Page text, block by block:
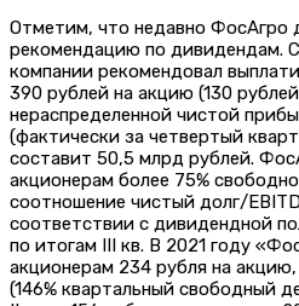
Отметим, что недавно ФосАгро
рекомендацию по дивидендам.
компании рекомендовал
390 рублей на акцию (130
нераспределенной чистой
(фактически за четвертый
составит 50,5 млрд рублей.
акционерам более 75%
соотношение чистый долг/
соответствии с дивидендной
по итогам III кв. В 2021 году
акционерам 234 рубля на
(146% квартальный свободный